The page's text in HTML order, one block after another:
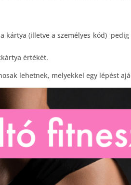
kártya (illetve a személyes kód)
értékét.
lehetnek, melyekkel egy lépést